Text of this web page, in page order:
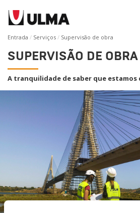
Entrada Serviços Supervisão de obra
SUPERVISÃO DE OBRA
A tranquilidade de saber que